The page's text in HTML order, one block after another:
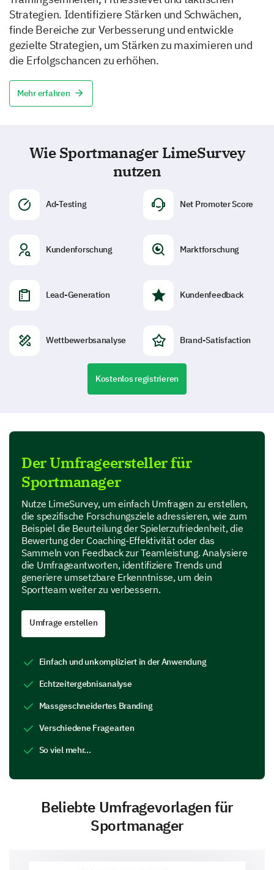
Strategien. Identifiziere Stärken und Schwächen,
finde Bereiche zur Verbesserung und entwickle
gezielte Strategien, um Stärken zu maximieren und
die Erfolgschancen zu erhöhen.
Mehr erfahren
Wie Sportmanager LimeSurvey
nutzen
Ad-Testing Net Promoter Score
Kundenforschung Marktforschung
Lead-Generation Kundenfeedback
Wettbewerbsanalyse Brand-Satisfaction
Kostenlos registrieren
Der Umfrageersteller für
Sportmanager
Nutze LimeSurvey, um einfach Umfragen zu erstellen,
die spezifische Forschungsziele adressieren, wie zum
Beispiel die Beurteilung der Spielerzufriedenheit, die
Bewertung der Coaching-Effektivität oder das
Sammeln von Feedback zur Teamleistung. Analysiere
die Umfrageantworten, identifiziere Trends und
generiere umsetzbare Erkenntnisse, um dein
Sportteam weiter zu verbessern.
Umfrage erstellen
Einfach und unkompliziert in der Anwendung
Echtzeitergebnisanalyse
Massgeschneidertes Branding
Verschiedene Fragearten
So viel mehr...
Beliebte Umfragevorlagen für
Sportmanager